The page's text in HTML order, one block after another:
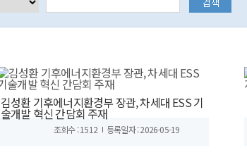
김성환 기후에너지환경부 장관, 차세대 ESS 기
술개발 혁신 간담회 주재
조회수 : 1512 등록일자 : 2026-05-19